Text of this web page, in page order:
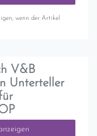
wenn der Artikel
V&B
Unterteller